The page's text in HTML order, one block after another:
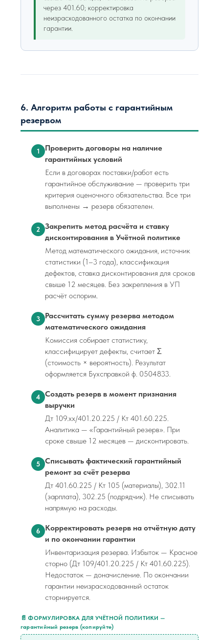
через 401.60; корректировка
неизрасходованного остатка по окончании
гарантии.
6. Алгоритм работы с гарантийным
резервом
1
Проверить договоры на наличие
гарантийных условий
Если в договорах поставки/работ есть
гарантийное обслуживание — проверить три
критерия оценочного обязательства. Все три
выполнены → резерв обязателен.
2
Закрепить метод расчёта и ставку
дисконтирования в Учётной политике
Метод математического ожидания, источник
статистики (1–3 года), классификация
дефектов, ставка дисконтирования для сроков
свыше 12 месяцев. Без закрепления в УП
расчёт оспорим.
3
Рассчитать сумму резерва методом
математического ожидания
Комиссия собирает статистику,
классифицирует дефекты, считает Σ
(стоимость × вероятность). Результат
оформляется Бухсправкой ф. 0504833.
4
Создать резерв в момент признания
выручки
Дт 109.хх/401.20.225 / Кт 401.60.225.
Аналитика — «Гарантийный резерв». При
сроке свыше 12 месяцев — дисконтировать.
5
Списывать фактический гарантийный
ремонт за счёт резерва
Дт 401.60.225 / Кт 105 (материалы), 302.11
(зарплата), 302.25 (подрядчик). Не списывать
напрямую на расходы.
6
Корректировать резерв на отчётную дату
и по окончании гарантии
Инвентаризация резерва. Избыток — Красное
сторно (Дт 109/401.20.225 / Кт 401.60.225).
Недостаток — доначисление. По окончании
гарантии неизрасходованный остаток
сторнируется.
📄 ФОРМУЛИРОВКА ДЛЯ УЧЁТНОЙ ПОЛИТИКИ —
гарантийный резерв (копируйте)